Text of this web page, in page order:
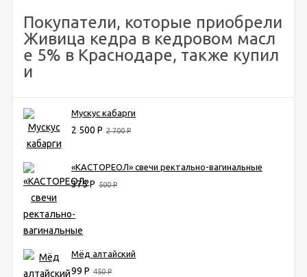
Покупатели, которые приобрели
Живица кедра в кедровом масл
е 5% в Краснодаре, также купил
и
Мускус кабарги
2 500 Р 2 700Р
«КАСТОРЕОЛ» свечи ректально-вагинальные
375Р 500Р
Мёд алтайский
99 Р 450Р